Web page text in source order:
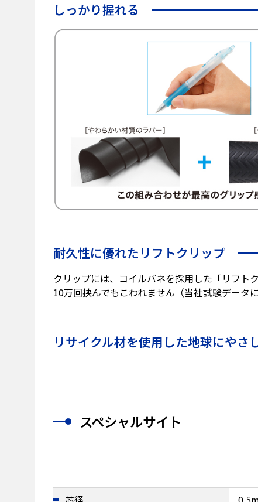
しっかり握れる
耐久性に優れたリフトクリップ
クリップには、コイルバネを採用した「リフト
10万回挟んでもこわれません（当社試験データに
リサイクル材を使用した地球にやさ
スペシャルサイト